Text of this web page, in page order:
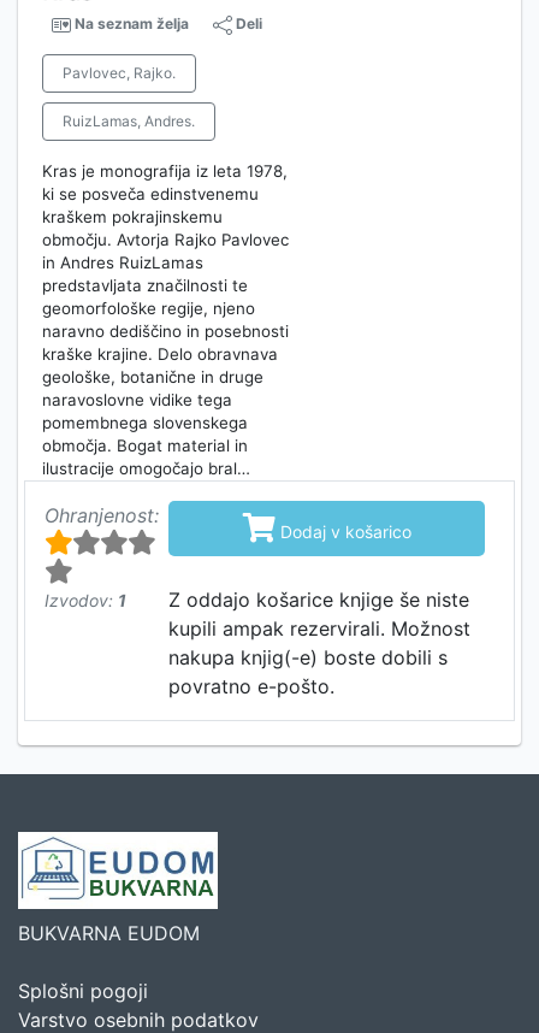
Na seznam želja Deli
Pavlovec, Rajko.
RuizLamas, Andres.
Kras je monografija iz leta 1978,
ki se posveča edinstvenemu
kraškem pokrajinskemu
območju. Avtorja Rajko Pavlovec
in Andres RuizLamas
predstavljata značilnosti te
geomorfološke regije, njeno
naravno dediščino in posebnosti
kraške krajine. Delo obravnava
geološke, botanične in druge
naravoslovne vidike tega
pomembnega slovenskega
območja. Bogat material in
ilustracije omogočajo bral…
Ohranjenost:
Izvodov: 1
 Dodaj v košarico
Z oddajo košarice knjige še niste
kupili ampak rezervirali. Možnost
nakupa knjig(-e) boste dobili s
povratno e-pošto.
BUKVARNA EUDOM
Splošni pogoji
Varstvo osebnih podatkov